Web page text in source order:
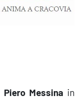
Piero Messina in